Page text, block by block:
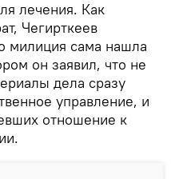
лечения. Как
Чегирткеев
милиция сама нашла
он заявил, что не
дела сразу
управление, и
отношение к